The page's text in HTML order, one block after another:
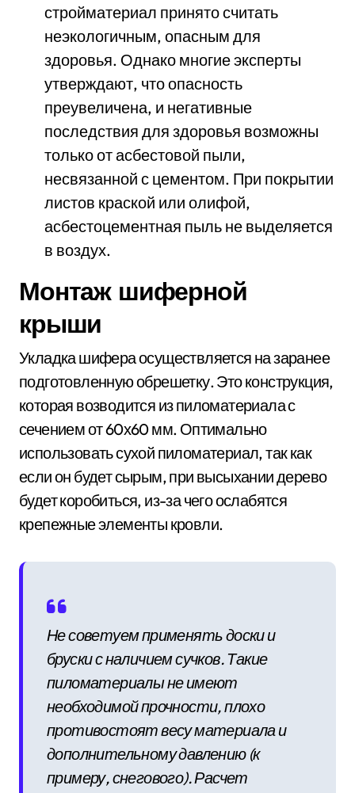
стройматериал принято считать
неэкологичным, опасным для
здоровья. Однако многие эксперты
утверждают, что опасность
преувеличена, и негативные
последствия для здоровья возможны
только от асбестовой пыли,
несвязанной с цементом. При покрытии
листов краской или олифой,
асбестоцементная пыль не выделяется
в воздух.
Монтаж шиферной
крыши
Укладка шифера осуществляется на заранее
подготовленную обрешетку. Это конструкция,
которая возводится из пиломатериала с
сечением от 60х60 мм. Оптимально
использовать сухой пиломатериал, так как
если он будет сырым, при высыхании дерево
будет коробиться, из-за чего ослабятся
крепежные элементы кровли.
Не советуем применять доски и
бруски с наличием сучков. Такие
пиломатериалы не имеют
необходимой прочности, плохо
противостоят весу материала и
дополнительному давлению (к
примеру, снегового). Расчет